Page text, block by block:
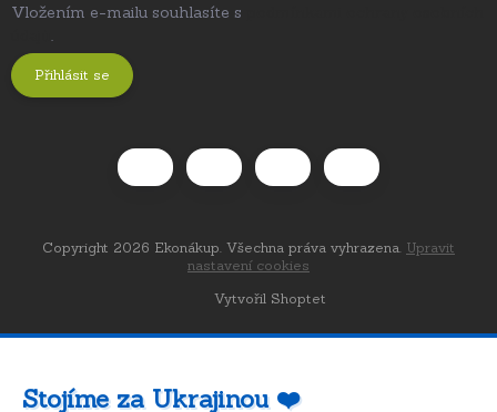
Vložením e-mailu souhlasíte s
Přihlásit se
Vytvořil Shoptet
Copyright 2026 Ekonákup . Všechna práva vyhrazena. Upravit
nastavení cookies
Stojíme za Ukrajinou ❤️